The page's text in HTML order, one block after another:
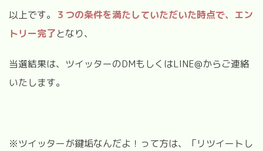
以上です。
３つの条件を満たしていただいた時点で、エン
トリー完了となり、
当選結果は、ツイッターのDMもしくはLINE@からご連絡
いたします。
※ツイッターが鍵垢なんだよ！って方は、「リツイートし